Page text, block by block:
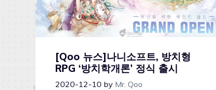
[Qoo 뉴스]나니소프트, 방치형
RPG ‘방치학개론’ 정식 출시
2020-12-10 by Mr. Qoo